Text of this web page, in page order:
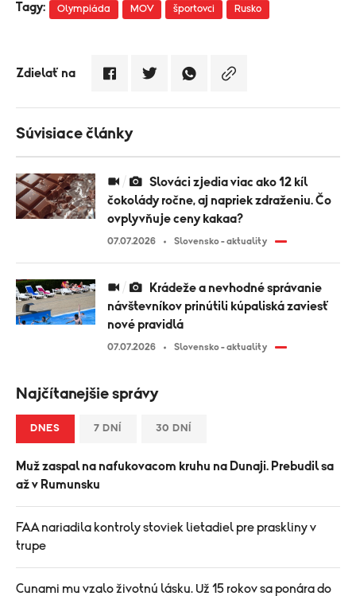
Tagy: Olympiáda MOV športovci Rusko
Zdielať na
Súvisiace články
čokolády ročne, aj napriek zdraženiu. Čo
ovplyvňuje ceny kakaa?
07.07.2026 Slovensko - aktuality
návštevníkov prinútili kúpaliská zaviesť
nové pravidlá
07.07.2026 Slovensko - aktuality
Najčítanejšie správy
DNES 7 DNÍ 30 DNÍ
Muž zaspal na nafukovacom kruhu na Dunaji. Prebudil sa
až v Rumunsku
FAA nariadila kontroly stoviek lietadiel pre praskliny v
trupe
Cunami mu vzalo životnú lásku. Už 15 rokov sa ponára do